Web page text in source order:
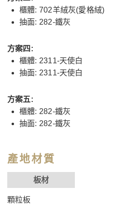
櫃體: 702羊絨灰(愛格絨)
抽面: 282-鐵灰
方案四:
櫃體: 2311-天使白
抽面: 2311-天使白
方案五:
櫃體: 282-鐵灰
抽面: 282-鐵灰
產地材質
板材
顆粒板